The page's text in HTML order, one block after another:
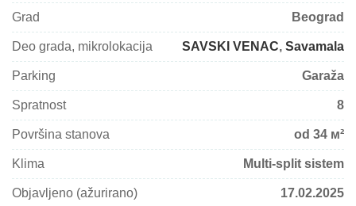
Grad Beograd
Deo grada, mikrolokacija SAVSKI VENAC, Savamala
Parking Garaža
Spratnost 8
Površina stanova od 34 м²
Klima Multi-split sistem
Objavljeno (ažurirano) 17.02.2025